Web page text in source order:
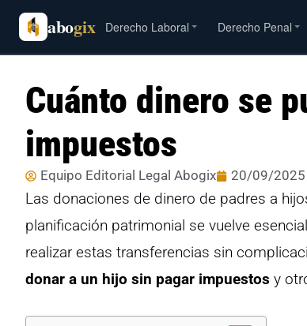
abogix Derecho Laboral Derecho Penal
Cuánto dinero se
impuestos
Equipo Editorial Legal Abogix 20/09/2025
Las donaciones de dinero de padres a
planificación patrimonial se vuelve
realizar estas transferencias sin
donar a un hijo sin pagar impuestos y